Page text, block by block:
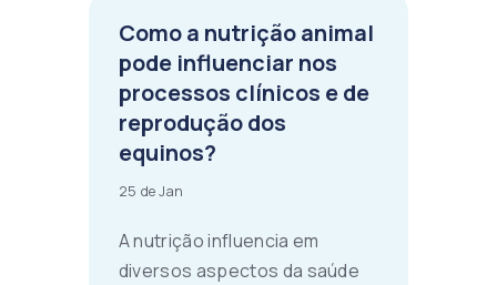
Como a nutrição animal
pode influenciar nos
processos clínicos e de
reprodução dos
equinos?
25 de Jan
A nutrição influencia em
diversos aspectos da saúde